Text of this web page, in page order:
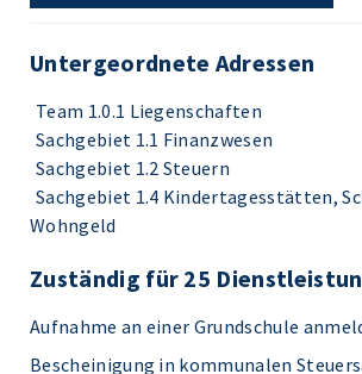
Untergeordnete Adressen
Team 1.0.1 Liegenschaften
Sachgebiet 1.1 Finanzwesen
Sachgebiet 1.2 Steuern
Sachgebiet 1.4 Kindertagesstätten,
Wohngeld
Zuständig für 25
Aufnahme an einer Grundschule
Bescheinigung in kommunalen